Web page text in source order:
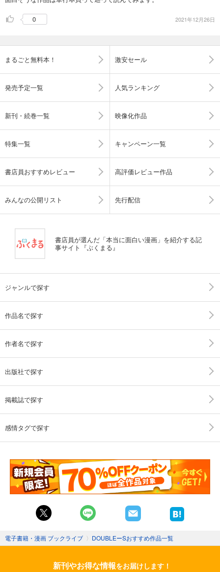
0 2021年12月26日
まるごと無料本！ 激安セール
発売予定一覧 人気ランキング
新刊・続巻一覧 映像化作品
特集一覧 キャンペーン一覧
書店員おすすめレビュー 高評価レビュー作品
みんなの公開リスト 先行配信
書店員が選んだ「本当に面白い漫画」を紹介する記
事サイト『ぶくまる』
ジャンルで探す
作品名で探す
作者名で探す
出版社で探す
掲載誌で探す
感情タグで探す
電子書籍・漫画 ブックライブ 〉 DOUBLEーSおすすめ作品一覧
新刊やお得な情報をお届けします！